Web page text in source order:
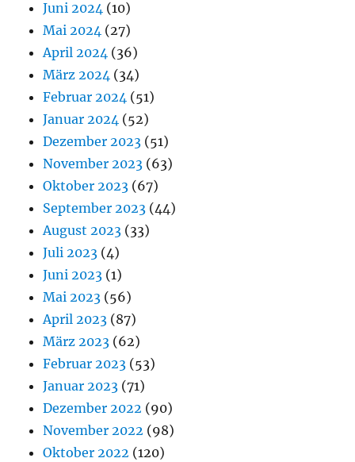
Juni 2024 (10)
Mai 2024 (27)
April 2024 (36)
März 2024 (34)
Februar 2024 (51)
Januar 2024 (52)
Dezember 2023 (51)
November 2023 (63)
Oktober 2023 (67)
September 2023 (44)
August 2023 (33)
Juli 2023 (4)
Juni 2023 (1)
Mai 2023 (56)
April 2023 (87)
März 2023 (62)
Februar 2023 (53)
Januar 2023 (71)
Dezember 2022 (90)
November 2022 (98)
Oktober 2022 (120)